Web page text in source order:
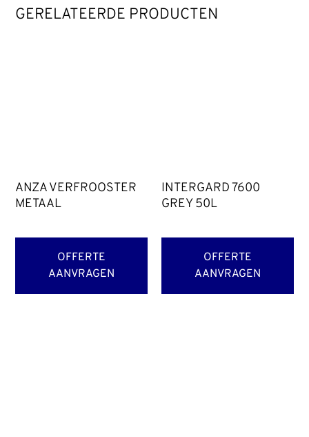
GERELATEERDE PRODUCTEN
ANZA VERFROOSTER
METAAL
OFFERTE
AANVRAGEN
INTERGARD 7600
GREY 50L
OFFERTE
AANVRAGEN